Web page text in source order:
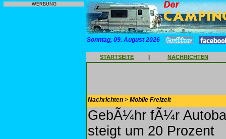
WERBUNG
Sonntag, 09. August 2026
STARTSEITE | NACHRICHTEN
Nachrichten > Mobile Freizeit
GebÃ¼hr fÃ¼r
steigt um 20 Prozent